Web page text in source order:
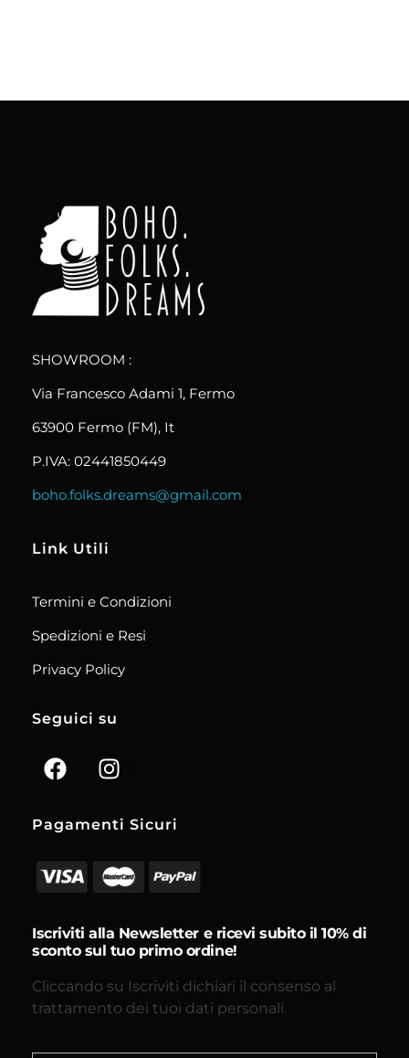
SHOWROOM :
Via Francesco Adami 1, Fermo
63900 Fermo (FM), It
P.IVA: 02441850449
boho.folks.dreams@gmail.com
Link Utili
Termini e Condizioni
Spedizioni e Resi
Privacy Policy
Seguici su
Pagamenti Sicuri
Iscriviti alla Newsletter e ricevi subito il 10% di
sconto sul tuo primo ordine!
Cliccando su Iscriviti dichiari il consenso al
trattamento dei tuoi dati personali.